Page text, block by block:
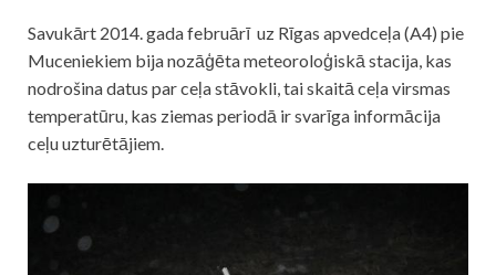
Savukārt 2014. gada februārī uz Rīgas apvedceļa (A4) pie
Muceniekiem bija nozāģēta meteoroloģiskā stacija, kas
nodrošina datus par ceļa stāvokli, tai skaitā ceļa virsmas
temperatūru, kas ziemas periodā ir svarīga informācija
ceļu uzturētājiem.